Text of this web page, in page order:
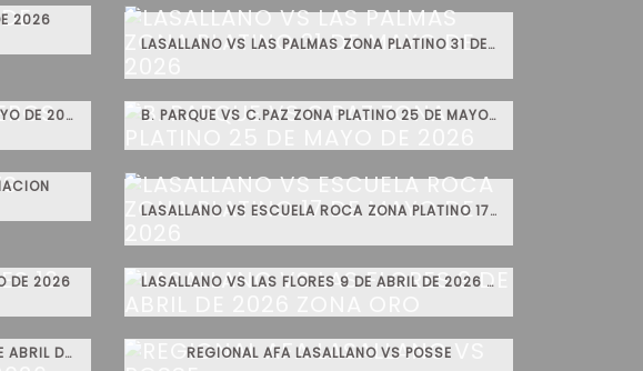
2026
LASALLANO VS LAS PALMAS ZONA PLATINO 31 DE MAYO DE 2026
LASALLANO VS CAMIONEROS 25 DE MAYO DE 2026
B. PARQUE VS C.PAZ ZONA PLATINO 25 DE MAYO DE 2026
LASALLANO VS ESCUELA ROCA ZONA PLATINO 17 DE MAYO DE 2026
DE 2026 LASALLANO VS LAS FLORES 9 DE ABRIL DE 2026 ZONA ORO
LASALLANO VS PEÑAROL PRIMERA 29 DE ABRIL DE 2026 REGIONAL AFA LASALLANO VS POSSE